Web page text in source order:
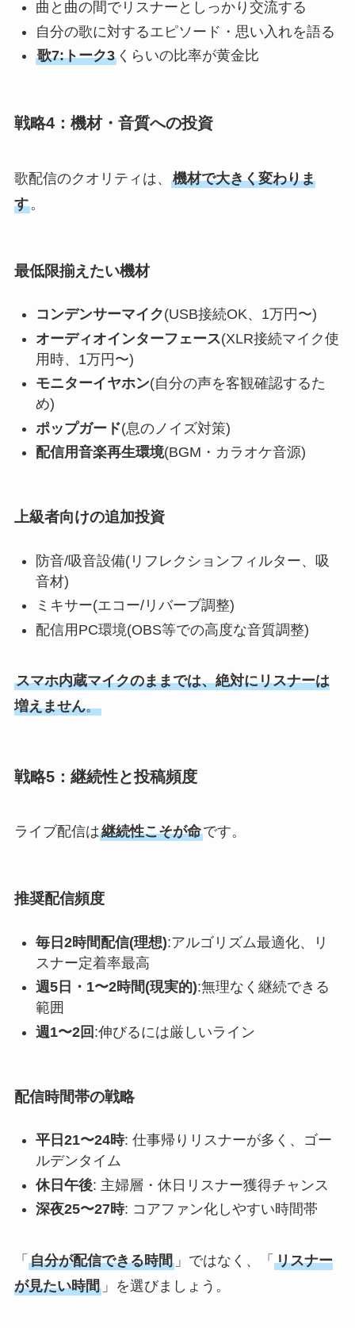
NEWS
STAFF BLOG
曲と曲の間でリスナーとしっかり交流する
自分の歌に対するエピソード・思い入れを語る
歌7:トーク3くらいの比率が黄金比
戦略4：機材・音質への投資
歌配信のクオリティは、 機材で大きく変わりま
す。
最低限揃えたい機材
コンデンサーマイク(USB接続OK、1万円〜)
オーディオインターフェース(XLR接続マイク使
用時、1万円〜)
モニターイヤホン(自分の声を客観確認するた
め)
ポップガード(息のノイズ対策)
配信用音楽再生環境(BGM・カラオケ音源)
上級者向けの追加投資
防音/吸音設備(リフレクションフィルター、吸
音材)
ミキサー(エコー/リバーブ調整)
配信用PC環境(OBS等での高度な音質調整)
スマホ内蔵マイクのままでは、絶対にリスナーは
増えません。
戦略5：継続性と投稿頻度
ライブ配信は継続性こそが命です。
推奨配信頻度
毎日2時間配信(理想):アルゴリズム最適化、リ
スナー定着率最高
週5日・1〜2時間(現実的):無理なく継続できる
範囲
週1〜2回 :伸びるには厳しいライン
配信時間帯の戦略
平日21〜24時: 仕事帰りリスナーが多く、ゴー
ルデンタイム
休日午後: 主婦層・休日リスナー獲得チャンス
深夜25〜27時: コアファン化しやすい時間帯
「 自分が配信できる時間」ではなく、「 リスナー
が見たい時間」を選びましょう。